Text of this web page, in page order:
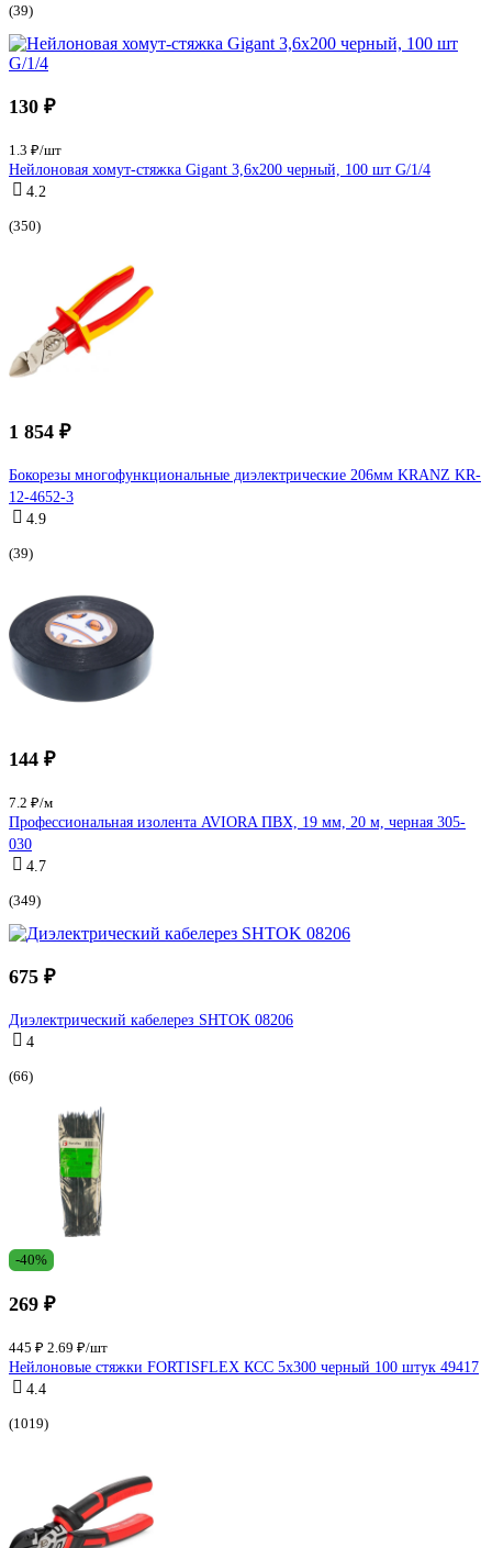
(39)
130 ₽
1.3 ₽/шт
Нейлоновая хомут-стяжка Gigant 3,6х200 черный, 100 шт G/1/4
4.2
(350)
1 854 ₽
Бокорезы многофункциональные диэлектрические 206мм KRANZ KR-
12-4652-3
4.9
(39)
144 ₽
7.2 ₽/м
Профессиональная изолента AVIORA ПВХ, 19 мм, 20 м, черная 305-
030
4.7
(349)
675 ₽
Диэлектрический кабелерез SHTOK 08206
4
(66)
-40%
269 ₽
445 ₽ 2.69 ₽/шт
Нейлоновые стяжки FORTISFLEX КСС 5х300 черный 100 штук 49417
4.4
(1019)